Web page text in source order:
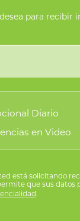
para recibir
Diario
en Video
está solicitando
que sus datos
.